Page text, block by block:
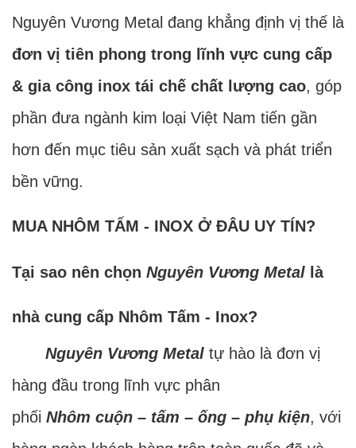
Nguyên Vương Metal đang khẳng định vị thế là
đơn vị tiên phong trong lĩnh vực cung cấp
& gia công inox tái chế chất lượng cao, góp
phần đưa ngành kim loại Việt Nam tiến gần
hơn đến mục tiêu sản xuất sạch và phát triển
bền vững.
MUA NHÔM TẤM - INOX Ở ĐÂU UY TÍN?
Tại sao nên chọn Nguyên Vương Metal là
nhà cung cấp Nhôm Tấm - Inox?
Nguyên Vương Metal tự hào là đơn vị
hàng đầu trong lĩnh vực phân
phối Nhôm cuộn – tấm – ống – phụ kiện, với